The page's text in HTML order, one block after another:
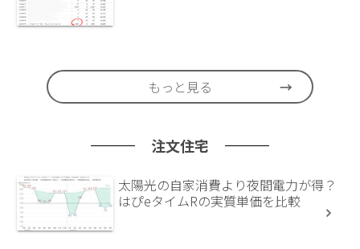
もっと見る
注文住宅
太陽光の自家消費より夜間電力が得？
はぴeタイムRの実質単価を比較